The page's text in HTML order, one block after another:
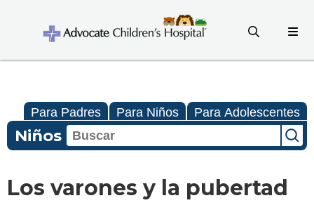
Para Padres Para Niños Para Adolescentes
Niños
Los varones y la pubertad